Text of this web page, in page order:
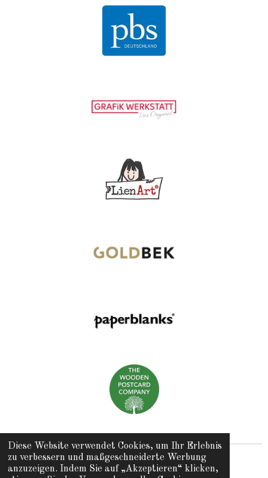
Diese Website verwendet Cookies, um Ihr Erlebnis
zu verbessern und maßgeschneiderte Werbung
anzuzeigen. Indem Sie auf „Akzeptieren“ klicken,
© 2025 skribo wiehre